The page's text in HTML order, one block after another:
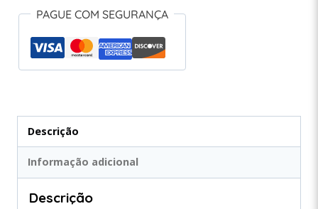
PAGUE COM SEGURANÇA
Descrição
Informação adicional
Descrição